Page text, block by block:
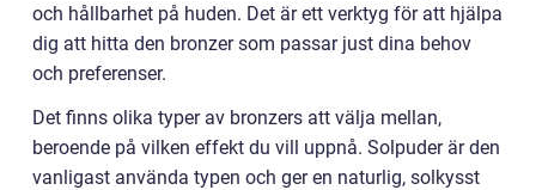
och hållbarhet på huden. Det är ett verktyg för att hjälpa
dig att hitta den bronzer som passar just dina behov
och preferenser.
Det finns olika typer av bronzers att välja mellan,
beroende på vilken effekt du vill uppnå. Solpuder är den
vanligast använda typen och ger en naturlig, solkysst